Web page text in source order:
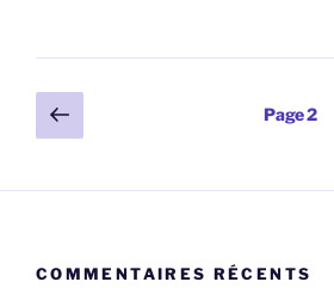
Pagination
des
Page
précédente
Page2
COMMENTAIRES RÉCENTS